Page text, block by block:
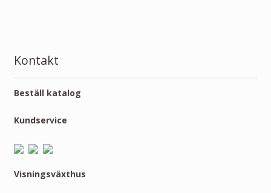
Kontakt
Beställ katalog
Kundservice
Visningsväxthus